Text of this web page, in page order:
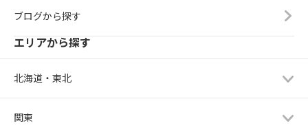
ブログから探す
エリアから探す
北海道・東北
関東